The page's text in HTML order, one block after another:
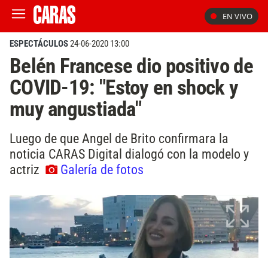
EN VIVO
ESPECTÁCULOS24-06-2020 13:00
Belén Francese dio positivo de
COVID-19: "Estoy en shock y
muy angustiada"
Luego de que Angel de Brito confirmara la
noticia CARAS Digital dialogó con la modelo y
actriz
Galería de fotos